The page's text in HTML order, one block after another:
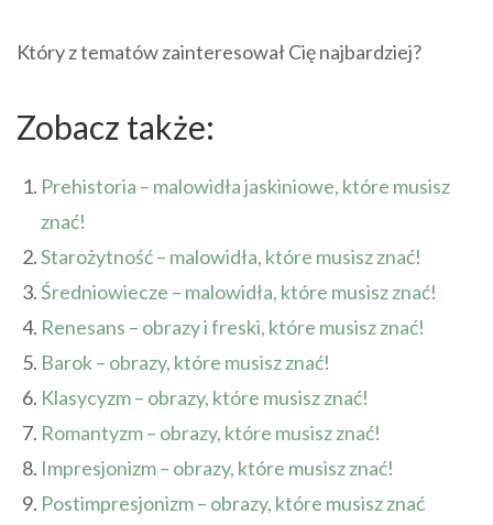
Który z tematów zainteresował Cię najbardziej?
Zobacz także:
Prehistoria – malowidła jaskiniowe, które musisz
znać!
Starożytność – malowidła, które musisz znać!
Średniowiecze – malowidła, które musisz znać!
Renesans – obrazy i freski, które musisz znać!
Barok – obrazy, które musisz znać!
Klasycyzm – obrazy, które musisz znać!
Romantyzm – obrazy, które musisz znać!
Impresjonizm – obrazy, które musisz znać!
Postimpresjonizm – obrazy, które musisz znać